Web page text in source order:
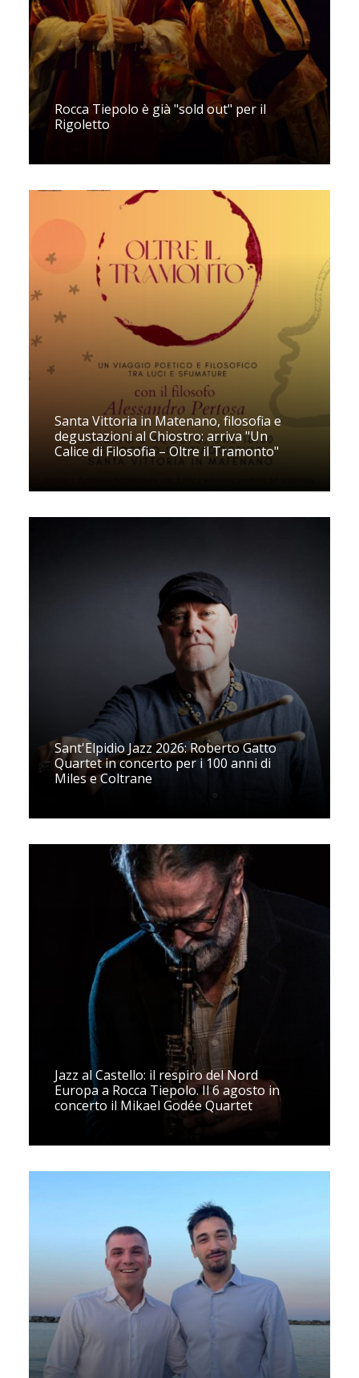
Rocca Tiepolo è già "sold out" per il
Rigoletto
Santa Vittoria in Matenano, filosofia e
degustazioni al Chiostro: arriva "Un
Calice di Filosofia – Oltre il Tramonto"
Sant'Elpidio Jazz 2026: Roberto Gatto
Quartet in concerto per i 100 anni di
Miles e Coltrane
Jazz al Castello: il respiro del Nord
Europa a Rocca Tiepolo. Il 6 agosto in
concerto il Mikael Godée Quartet